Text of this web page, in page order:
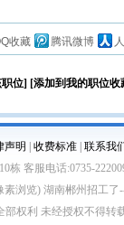
收藏 腾讯微博
位] [添加到我的职位收
声明 收费标准 联系我
客服电话:0735-
浏览) 湖南郴州招工了
部权利 未经授权不得